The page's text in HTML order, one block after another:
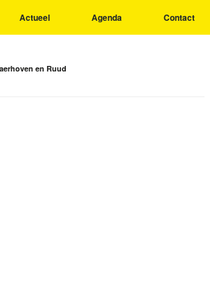
Actueel Agenda Contact
en Ruud